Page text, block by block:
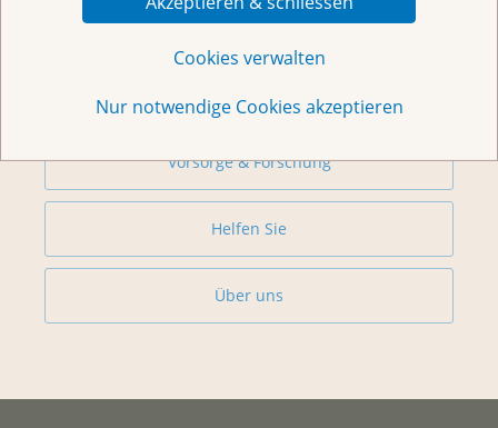
Cookies verwalten
Nur notwendige Cookies akzeptieren
Beratung
Begegnungszentrum & Kursagenda
Vorsorge & Forschung
Helfen Sie
Über uns